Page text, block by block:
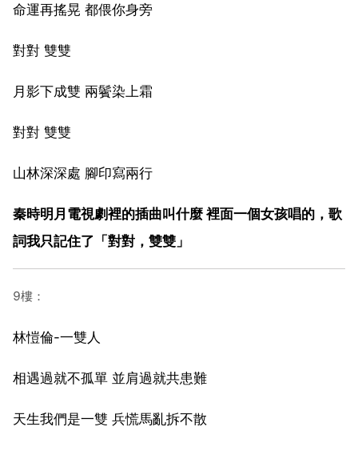
命運再搖晃 都偎你身旁
對對 雙雙
月影下成雙 兩鬢染上霜
對對 雙雙
山林深深處 腳印寫兩行
秦時明月電視劇裡的插曲叫什麼 裡面一個女孩唱的，歌
詞我只記住了「對對，雙雙」
9樓：
林愷倫-一雙人
相遇過就不孤單 並肩過就共患難
天生我們是一雙 兵慌馬亂拆不散